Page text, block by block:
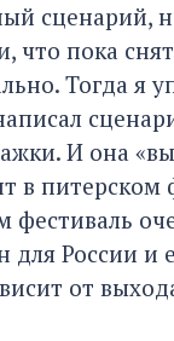
сценарий,
что пока
Тогда я
И она
в питерском
фестиваль
для России и
от